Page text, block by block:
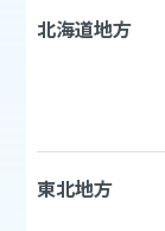
北海道地方
東北地方